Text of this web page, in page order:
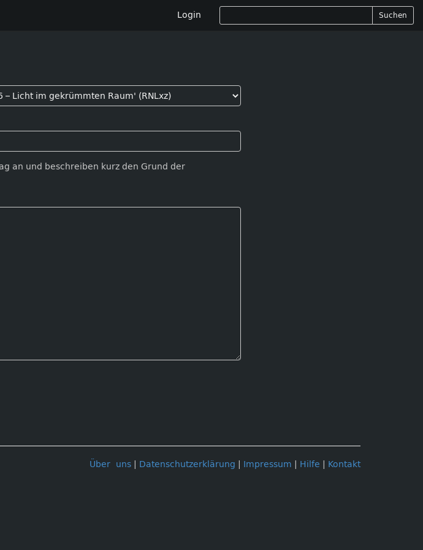
Login Suchen
an und beschreiben kurz den Grund der
Über uns Datenschutzerklärung Impressum Hilfe Kontakt